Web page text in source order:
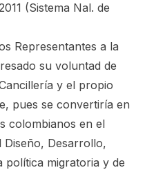
(Sistema Nal. de
Representantes a la
su voluntad de
y el propio
pues se convertiría en
colombianos en el
Desarrollo,
política migratoria y de